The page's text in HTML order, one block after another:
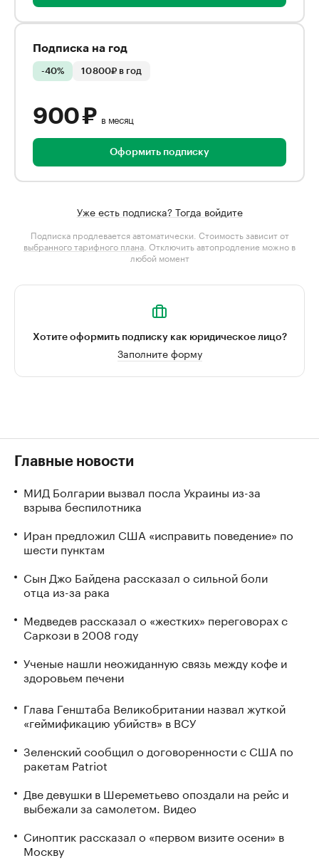
Подписка на год
-40% 10 800₽ в год
900 ₽ в месяц
Оформить подписку
Уже есть подписка? Тогда войдите
Подписка продлевается автоматически. Стоимость зависит от
выбранного тарифного плана . Отключить автопродление можно в
любой момент
Хотите оформить подписку как юридическое лицо?
Заполните форму
Главные новости
МИД Болгарии вызвал посла Украины из-за
взрыва беспилотника
Иран предложил США «исправить поведение» по
шести пунктам
Сын Джо Байдена рассказал о сильной боли
отца из-за рака
Медведев рассказал о «жестких» переговорах с
Саркози в 2008 году
Ученые нашли неожиданную связь между кофе и
здоровьем печени
Глава Генштаба Великобритании назвал жуткой
«геймификацию убийств» в ВСУ
Зеленский сообщил о договоренности с США по
ракетам Patriot
Две девушки в Шереметьево опоздали на рейс и
выбежали за самолетом. Видео
Синоптик рассказал о «первом визите осени» в
Москву